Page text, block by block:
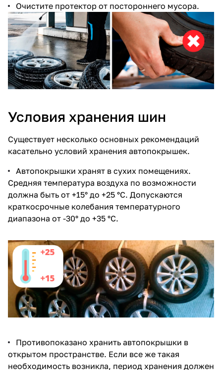
Очистите протектор от постороннего мусора.
Условия хранения шин
Существует несколько основных рекомендаций
касательно условий хранения автопокрышек.
Автопокрышки хранят в сухих помещениях.
Средняя температура воздуха по возможности
должна быть от +15° до +25 °C. Допускаются
краткосрочные колебания температурного
диапазона от -30° до +35 °C.
Противопоказано хранить автопокрышки в
открытом пространстве. Если все же такая
необходимость возникла, период хранения должен